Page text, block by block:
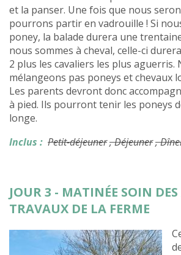
et la panser. Une fois que nous
pourrons partir en vadrouille ! Si
poney, la balade durera une
nous sommes à cheval, celle-ci
2 plus les cavaliers les plus aguerris.
mélangeons pas poneys et chevaux
Les parents devront donc
à pied. Ils pourront tenir les poneys
longe.
Inclus : Petit-déjeuner, Déjeuner,
JOUR 3 - MATINÉE SOIN
TRAVAUX DE LA FERME